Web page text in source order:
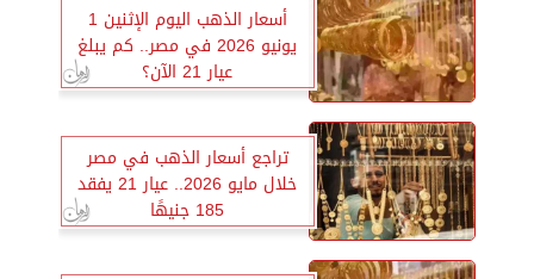
أسعار الذهب اليوم الإثنين 1
يونيو 2026 في مصر.. كم يبلغ
عيار 21 الآن؟
تراجع أسعار الذهب في مصر
خلال مايو 2026.. عيار 21 يفقد
185 جنيهًا